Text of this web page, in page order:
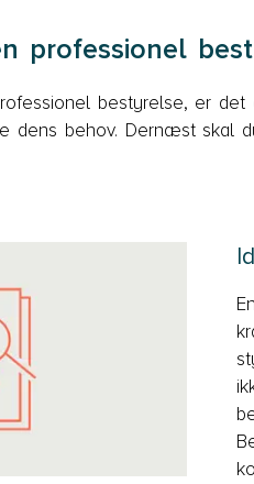
professionel
bestyrelse, er
dens behov. Dernæst skal